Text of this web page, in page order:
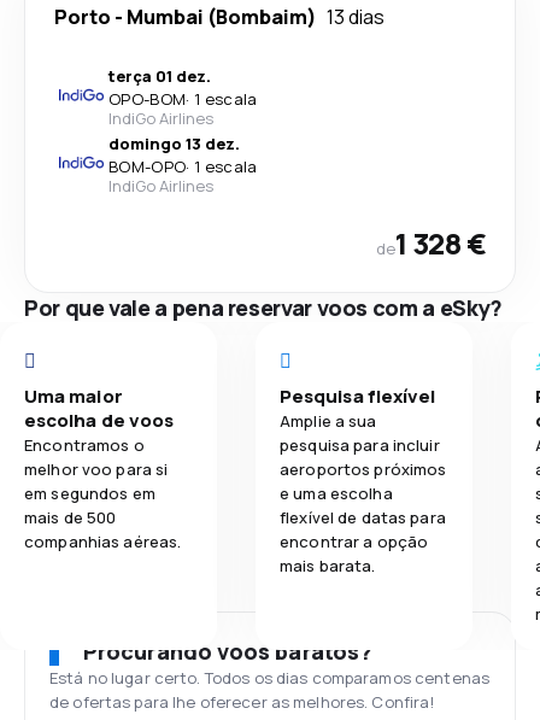
Porto - Mumbai (Bombaim) 13 dias
terça 01 dez.
OPO-BOM· 1 escala
IndiGo Airlines
domingo 13 dez.
BOM-OPO· 1 escala
IndiGo Airlines
de1 328 €
Por que vale a pena reservar voos com a eSky?
Uma maior
escolha de voos
Encontramos o
melhor voo para si
em segundos em
mais de 500
companhias aéreas.
Pesquisa flexível
Amplie a sua
pesquisa para incluir
aeroportos próximos
e uma escolha
flexível de datas para
encontrar a opção
mais barata.
Procurando voos baratos?
Está no lugar certo. Todos os dias comparamos centenas
de ofertas para lhe oferecer as melhores. Confira!